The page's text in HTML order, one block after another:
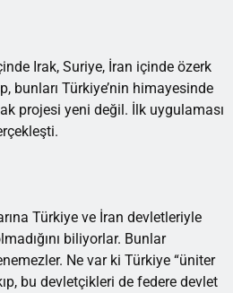
Irak, Suriye, İran içinde özerk
bunları Türkiye’nin himayesinde
projesi yeni değil. İlk uygulaması
Türkiye ve İran devletleriyle
biliyorlar. Bunlar
Ne var ki Türkiye “üniter
bu devletçikleri de federe devlet